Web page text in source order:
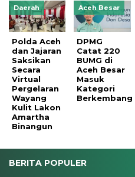
Daerah
Polda Aceh
dan Jajaran
Saksikan
Secara
Virtual
Pergelaran
Wayang
Kulit Lakon
Amartha
Binangun
Aceh Besar
DPMG
Catat 220
BUMG di
Aceh Besar
Masuk
Kategori
Berkembang
BERITA POPULER